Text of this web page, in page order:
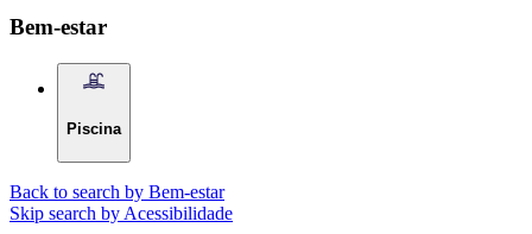
Bem-estar
Piscina
Back to search by Bem-estar
Skip search by Acessibilidade